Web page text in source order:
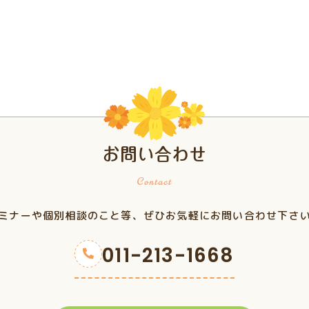
お問い合わせ
ナーや個別相談のこと等、ぜひお気軽にお問い合わせ下さ
011-213-1668